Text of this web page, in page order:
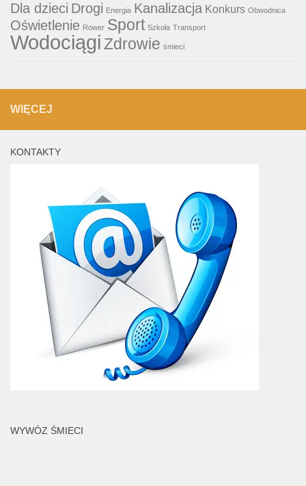
Dla dzieci Drogi Energia Kanalizacja Konkurs Obwodnica
Oświetlenie Rower Sport Szkoła Transport
WodociągiZdrowie śmieci
WIĘCEJ
KONTAKTY
WYWÓZ ŚMIECI